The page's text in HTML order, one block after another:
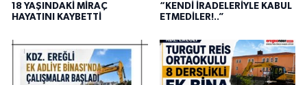
18 YAŞINDAKİ MİRAÇ
HAYATINI KAYBETTİ
“KENDİ İRADELERİYLE KABUL
ETMEDİLER!..”